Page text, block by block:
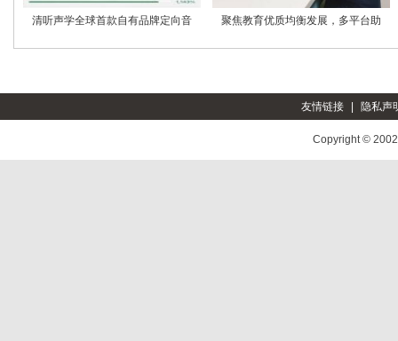
清听声学全球首款自有品牌定向音 聚焦教育优质均衡发展，多平台助
友情链接 隐私声
Copyright ©